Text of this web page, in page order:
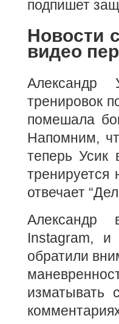
подпишет
Новости
видео
тренировок
помешала
Напомним,
теперь Усик
тренируется
отвечает
Александр
Instagram, и
обратили
изматывать